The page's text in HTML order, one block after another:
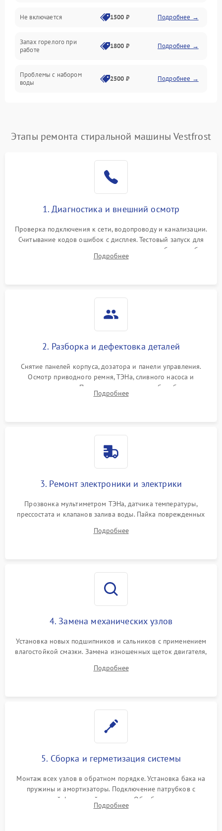
Не включается 1500 ₽ Подробнее →
Запах горелого при
работе
1800 ₽ Подробнее →
Проблемы с набором
воды
2500 ₽ Подробнее →
2200 ₽ Подробнее →
Этапы ремонта стиральной машины Vestfrost
1. Диагностика и внешний осмотр
Проверка подключения к сети, водопроводу и канализации.
Считывание кодов ошибок с дисплея. Тестовый запуск для
выявления посторонних шумов, протечек или сбоев в работе
электронного модуля управления.
Подробнее
2. Разборка и дефектовка деталей
Снятие панелей корпуса, дозатора и панели управления.
Осмотр приводного ремня, ТЭНа, сливного насоса и
амортизаторов. Проверка подшипников барабана и
крестовины на износ, а манжеты люка на разрывы.
Подробнее
3. Ремонт электроники и электрики
Прозвонка мультиметром ТЭНа, датчика температуры,
прессостата и клапанов залива воды. Пайка поврежденных
Восстановление целостности проводки и контактов.
Подробнее
4. Замена механических узлов
Установка новых подшипников и сальников с применением
влагостойкой смазки. Замена изношенных щеток двигателя,
или поврежденной резиновой манжеты.
Подробнее
5. Сборка и герметизация системы
Монтаж всех узлов в обратном порядке. Установка бака на
пружины и амортизаторы. Подключение патрубков с
надежной фиксацией хомутами. Обработка стыков
герметиком для предотвращения возможных протечек воды.
Подробнее